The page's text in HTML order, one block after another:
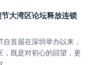
大湾区论坛释放连锁
首届在深圳举办以来，
，既是对初心的回望，更